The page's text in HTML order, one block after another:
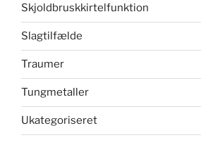
Skjoldbruskkirtelfunktion
Slagtilfælde
Traumer
Tungmetaller
Ukategoriseret